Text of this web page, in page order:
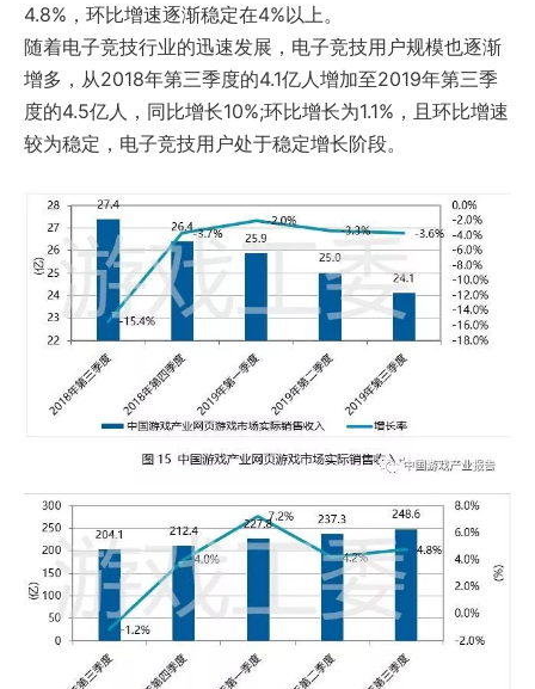
4.8%，环比增速逐渐稳定在4%以上。
随着电子竞技行业的迅速发展，电子竞技用户规模也逐渐
增多，从2018年第三季度的4.1亿人增加至2019年第三季
度的4.5亿人，同比增长10%;环比增长为1.1%，且环比增速
较为稳定，电子竞技用户处于稳定增长阶段。